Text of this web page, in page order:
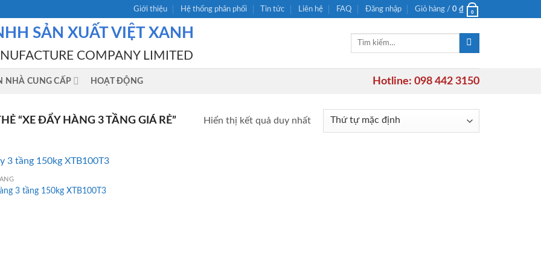
Giới thiệu Hệ thống phân phối Tin tức Liên hệ FAQ Đăng nhập Giỏ hàng / 0 ₫ 0
SẢN XUẤT VIỆT XANH
COMPANY LIMITED
Tìm
NHÀ CUNG CẤP HOẠT ĐỘNG Hotline: 098 442 3150
“XE ĐẨY HÀNG 3 TẦNG GIÁ RẺ” Hiển thị kết quả duy nhất
3 tầng 150kg XTB100T3